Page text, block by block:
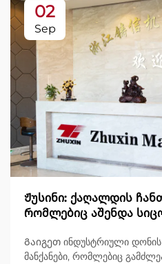
02
Sep
Ჟუსინი: ქაღალდის
რომლებიც აშენდა
Გაიგეთ ინდუსტრიული
მანქანები, რომლებიც